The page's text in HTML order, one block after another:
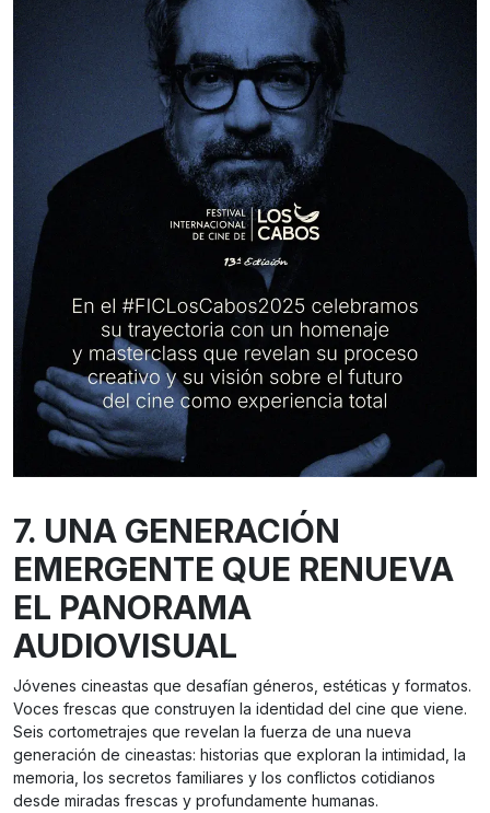
7. UNA GENERACIÓN
EMERGENTE QUE RENUEVA
EL PANORAMA
AUDIOVISUAL
Jóvenes cineastas que desafían géneros, estéticas y formatos.
Voces frescas que construyen la identidad del cine que viene.
Seis cortometrajes que revelan la fuerza de una nueva
generación de cineastas: historias que exploran la intimidad, la
memoria, los secretos familiares y los conflictos cotidianos
desde miradas frescas y profundamente humanas.